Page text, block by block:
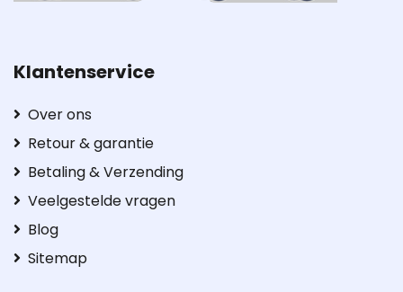
Klantenservice
Over ons
Retour & garantie
Betaling & Verzending
Veelgestelde vragen
Blog
Sitemap